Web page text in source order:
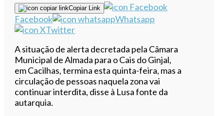
Copiar Link
Facebook
Whatsapp
Twitter
A situação de alerta decretada pela Câmara
Municipal de Almada para o Cais do Ginjal,
em Cacilhas, termina esta quinta-feira, mas a
circulação de pessoas naquela zona vai
continuar interdita, disse à Lusa fonte da
autarquia.